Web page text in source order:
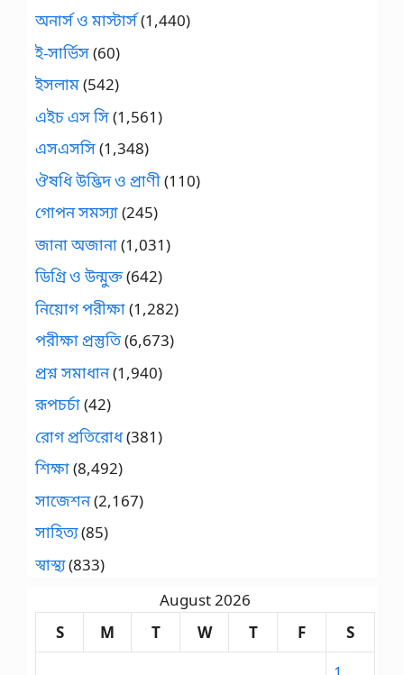
অনার্স ও মাস্টার্স(1,440)
ই-সার্ভিস(60)
ইসলাম(542)
এইচ এস সি(1,561)
এসএসসি(1,348)
ঔষধি উদ্ভিদ ও প্রাণী(110)
গোপন সমস্যা(245)
জানা অজানা(1,031)
ডিগ্রি ও উন্মুক্ত(642)
নিয়োগ পরীক্ষা(1,282)
পরীক্ষা প্রস্তুতি(6,673)
প্রশ্ন সমাধান(1,940)
রূপচর্চা(42)
রোগ প্রতিরোধ(381)
শিক্ষা(8,492)
সাজেশন(2,167)
সাহিত্য(85)
স্বাস্থ্য(833)
August 2026
S
M T W T F
S